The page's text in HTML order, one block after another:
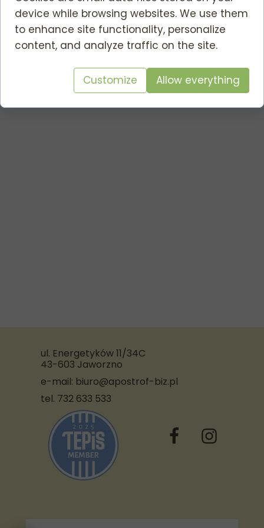
Wyślij
tel. 732 633 533
e-mail: biuro@apostrof-biz.pl
ul. Energetyków 11/34C
43-603 Jaworzno
device while browsing websites. We use them
to enhance site functionality, personalize
content, and analyze traffic on the site.
Customize Allow everything